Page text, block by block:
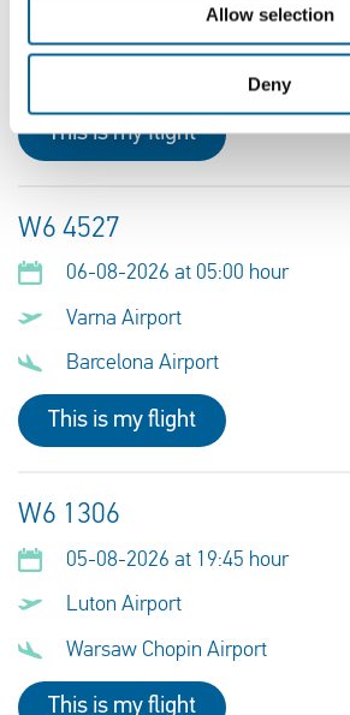
Allow selection
Deny
This is my flight
W6 4527
06-08-2026 at 05:00 hour
Varna Airport
Barcelona Airport
This is my flight
W6 1306
05-08-2026 at 19:45 hour
Luton Airport
Warsaw Chopin Airport
This is my flight